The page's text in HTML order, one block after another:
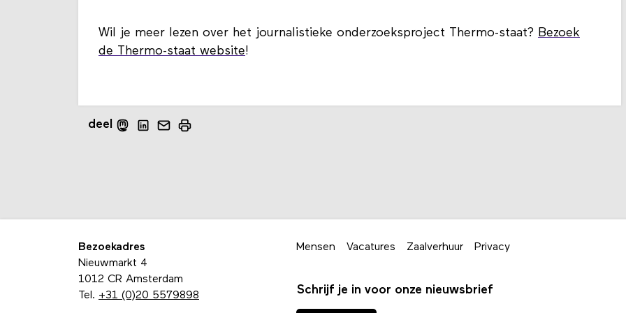
Wil je meer lezen over het journalistieke onderzoeksproject Thermo-staat? Bezoek
de Thermo-staat website!
deel
Bezoekadres
Nieuwmarkt 4
1012 CR Amsterdam
Tel. +31 (0)20 5579898
Mensen Vacatures Zaalverhuur Privacy
Schrijf je in voor onze nieuwsbrief